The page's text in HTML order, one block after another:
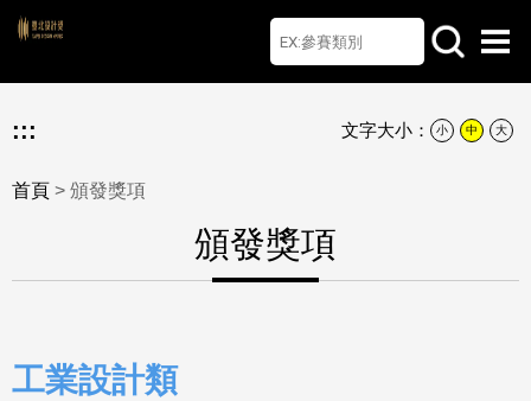
首頁 檔案下載 Q&A
聯絡我們 English
::: 文字大小： 小 中 大
首頁 > 頒發獎項
頒發獎項
工業設計類